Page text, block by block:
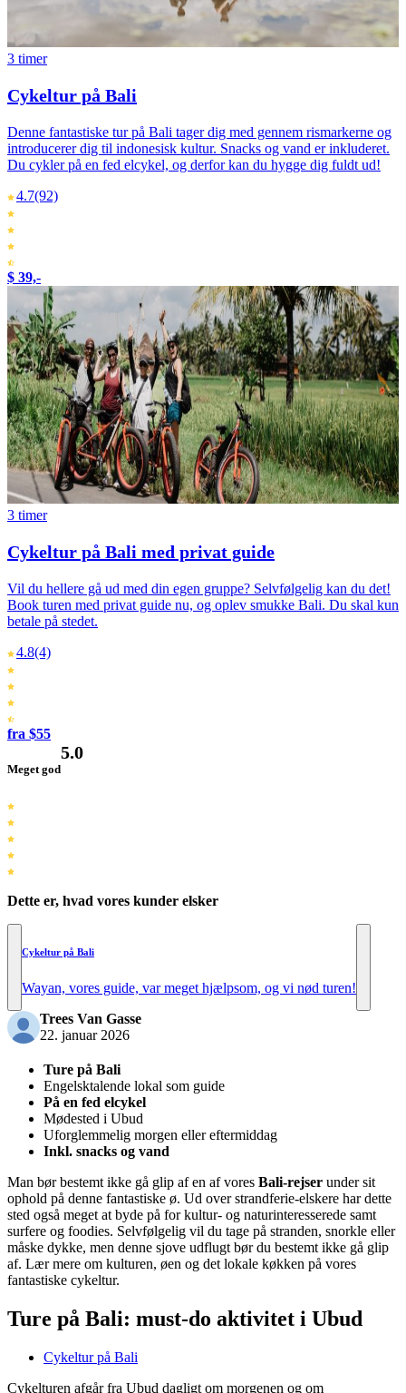
3 timer
Cykeltur på Bali
Denne fantastiske tur på Bali tager dig med gennem rismarkerne og
introducerer dig til indonesisk kultur. Snacks og vand er inkluderet.
Du cykler på en fed elcykel, og derfor kan du hygge dig fuldt ud!
4.7(92)
$ 39,-
3 timer
Cykeltur på Bali med privat guide
Vil du hellere gå ud med din egen gruppe? Selvfølgelig kan du det!
Book turen med privat guide nu, og oplev smukke Bali. Du skal kun
betale på stedet.
4.8(4)
fra $55
Meget god
5.0
Dette er, hvad vores kunder elsker
Cykeltur på Bali
Wayan, vores guide, var meget hjælpsom, og vi nød turen!
Trees Van Gasse
22. januar 2026
Ture på Bali
Engelsktalende lokal som guide
På en fed elcykel
Mødested i Ubud
Uforglemmelig morgen eller eftermiddag
Inkl. snacks og vand
Man bør bestemt ikke gå glip af en af vores Bali-rejser under sit
ophold på denne fantastiske ø. Ud over strandferie-elskere har dette
sted også meget at byde på for kultur- og naturinteresserede samt
surfere og foodies. Selvfølgelig vil du tage på stranden, snorkle eller
måske dykke, men denne sjove udflugt bør du bestemt ikke gå glip
af. Lær mere om kulturen, øen og det lokale køkken på vores
fantastiske cykeltur.
Ture på Bali: must-do aktivitet i Ubud
Cykeltur på Bali
Cykelturen afgår fra Ubud dagligt om morgenen og om